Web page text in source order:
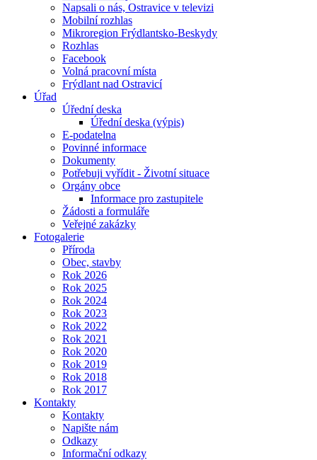
Napsali o nás, Ostravice v televizi
Mobilní rozhlas
Mikroregion Frýdlantsko-Beskydy
Rozhlas
Facebook
Volná pracovní místa
Frýdlant nad Ostravicí
Úřad
Úřední deska
Úřední deska (výpis)
E-podatelna
Povinné informace
Dokumenty
Potřebuji vyřídit - Životní situace
Orgány obce
Informace pro zastupitele
Žádosti a formuláře
Veřejné zakázky
Fotogalerie
Příroda
Obec, stavby
Rok 2026
Rok 2025
Rok 2024
Rok 2023
Rok 2022
Rok 2021
Rok 2020
Rok 2019
Rok 2018
Rok 2017
Kontakty
Kontakty
Napište nám
Odkazy
Informační odkazy